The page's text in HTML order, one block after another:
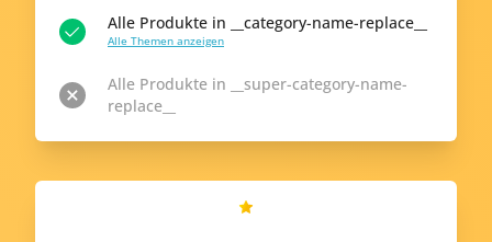
Alle Produkte in __category-name-replace__
Alle Themen anzeigen
Alle Produkte in __super-category-name-
replace__